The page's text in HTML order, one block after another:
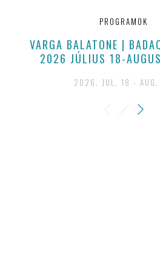
PROGRAMOK
VARGA BALATONE |
2026 JÚLIUS 18-
2026. JUL. 18 - AUG.